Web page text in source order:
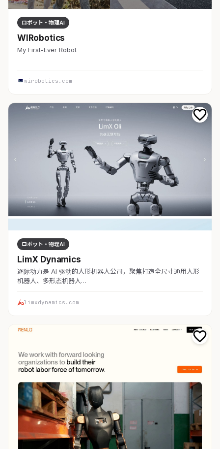
ロボット・物理AI
WIRobotics
My First-Ever Robot
wirobotics.com
ロボット・物理AI
LimX Dynamics
逐际动力是 AI 驱动的人形机器人公司，聚焦打造全尺寸通用人形
机器人、多形态机器人…
limxdynamics.com